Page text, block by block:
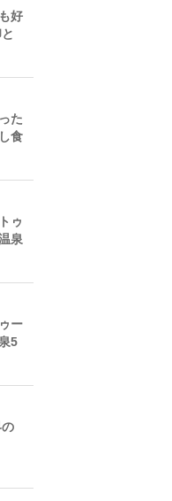
好
た
食
ゥ
泉
ー
5